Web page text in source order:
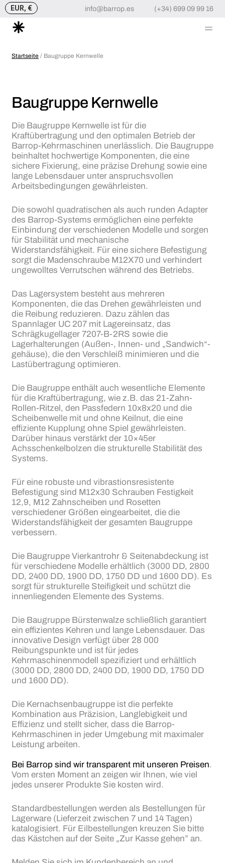
springen
info@barrop.es (+34) 699 09 99 16
EUR, €
Startseite / Baugruppe Kernwelle
Baugruppe Kernwelle
Die Baugruppe Kernwelle ist für die
Kraftübertragung und den optimalen Betrieb der
Barrop-Kehrmaschinen unerlässlich. Die Baugruppe
beinhaltet hochwertige Komponenten, die eine
sichere Fixierung, eine präzise Drehung sowie eine
lange Lebensdauer unter anspruchsvollen
Arbeitsbedingungen gewährleisten.
Die sowohl quadratischen als auch runden Adapter
des Barrop-Systems ermöglichen eine perfekte
Einbindung der verschiedenen Modelle und sorgen
für Stabilität und mechanische
Widerstandsfähigkeit. Für eine sichere Befestigung
sorgt die Madenschraube M12X70 und verhindert
ungewolltes Verrutschen während des Betriebs.
Das Lagersystem besteht aus mehreren
Komponenten, die das Drehen gewährleisten und
die Reibung reduzieren. Dazu zählen das
Spannlager UC 207 mit Lagereinsatz, das
Schrägkugellager 7207-B-2RS sowie die
Lagerhalterungen (Außen-, Innen- und „Sandwich“-
gehäuse), die den Verschleiß minimieren und die
Lastübertragung optimieren.
Die Baugruppe enthält auch wesentliche Elemente
für die Kraftübertragung, wie z.B. das 21-Zahn-
Rollen-Ritzel, den Passfedern 10x8x20 und die
Scheibenwelle mit und ohne Keilnut, die eine
effiziente Kupplung ohne Spiel gewährleisten.
Darüber hinaus verstärkt der 10×45er
Achsschenkelbolzen die strukturelle Stabilität des
Systems.
Für eine robuste und vibrastionsresistente
Befestigung sind M12x30 Schrauben Festigkeit
12,9, M12 Zahnscheiben und Rosetten
verschiedener Größen eingearbeitet, die die
Widerstandsfähigkeit der gesamten Baugruppe
verbessern.
Die Baugruppe Vierkantrohr & Seitenabdeckung ist
für verschiedene Modelle erhältlich (3000 DD, 2800
DD, 2400 DD, 1900 DD, 1750 DD und 1600 DD). Es
sorgt für strukturelle Steifigkeit und schützt die
innenliegenden Elemente des Systems.
Die Baugruppe Bürstenwalze schließlich garantiert
ein effizientes Kehren und lange Lebensdauer. Das
innovative Design verfügt über 28 000
Reibungspunkte und ist für jedes
Kehrmaschinenmodell spezifiziert und erhältlich
(3000 DD, 2800 DD, 2400 DD, 1900 DD, 1750 DD
und 1600 DD).
Die Kernachsenbaugruppe ist die perfekte
Kombination aus Präzision, Langlebigkeit und
Effizienz und stellt sicher, dass die Barrop-
Kehrmaschinen in jeder Umgebung mit maximaler
Leistung arbeiten.
Bei Barrop sind wir transparent mit unseren Preisen.
Vom ersten Moment an zeigen wir Ihnen, wie viel
jedes unserer Produkte Sie kosten wird.
Standardbestellungen werden als Bestellungen für
Lagerware (Lieferzeit zwischen 7 und 14 Tagen)
katalogisiert. Für Eilbestellungen kreuzen Sie bitte
das Kästchen auf der Seite „Zur Kasse gehen” an.